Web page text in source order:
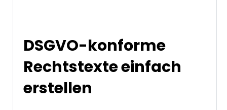
DSGVO-konforme
Rechtstexte einfach
erstellen